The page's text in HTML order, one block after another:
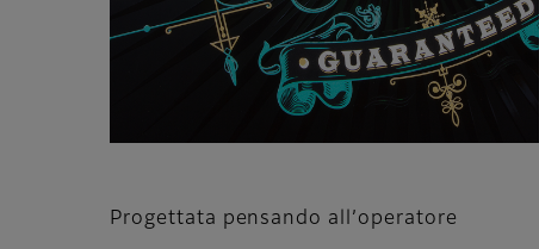
Progettata pensando all’operatore